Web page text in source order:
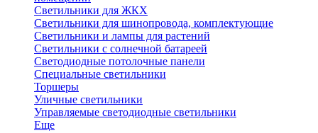
Светильники для ЖКХ
Светильники для шинопровода, комплектующие
Светильники и лампы для растений
Светильники с солнечной батареей
Светодиодные потолочные панели
Специальные светильники
Торшеры
Уличные светильники
Управляемые светодиодные светильники
Еще